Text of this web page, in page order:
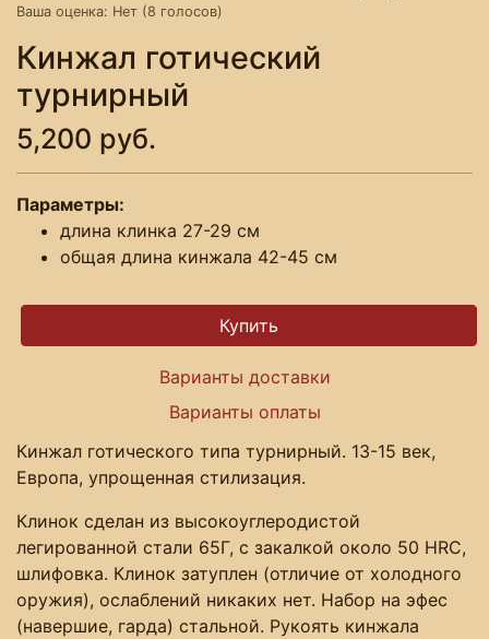
Ваша оценка: Нет (8 голосов)
Кинжал готический
турнирный
5,200 руб.
Параметры:
длина клинка 27-29 см
общая длина кинжала 42-45 см
Варианты доставки
Варианты оплаты
Кинжал готического типа турнирный. 13-15 век,
Европа, упрощенная стилизация.
Клинок сделан из высокоуглеродистой
легированной стали 65Г, с закалкой около 50 HRC,
шлифовка. Клинок затуплен (отличие от холодного
оружия), ослаблений никаких нет. Набор на эфес
(навершие, гарда) стальной. Рукоять кинжала